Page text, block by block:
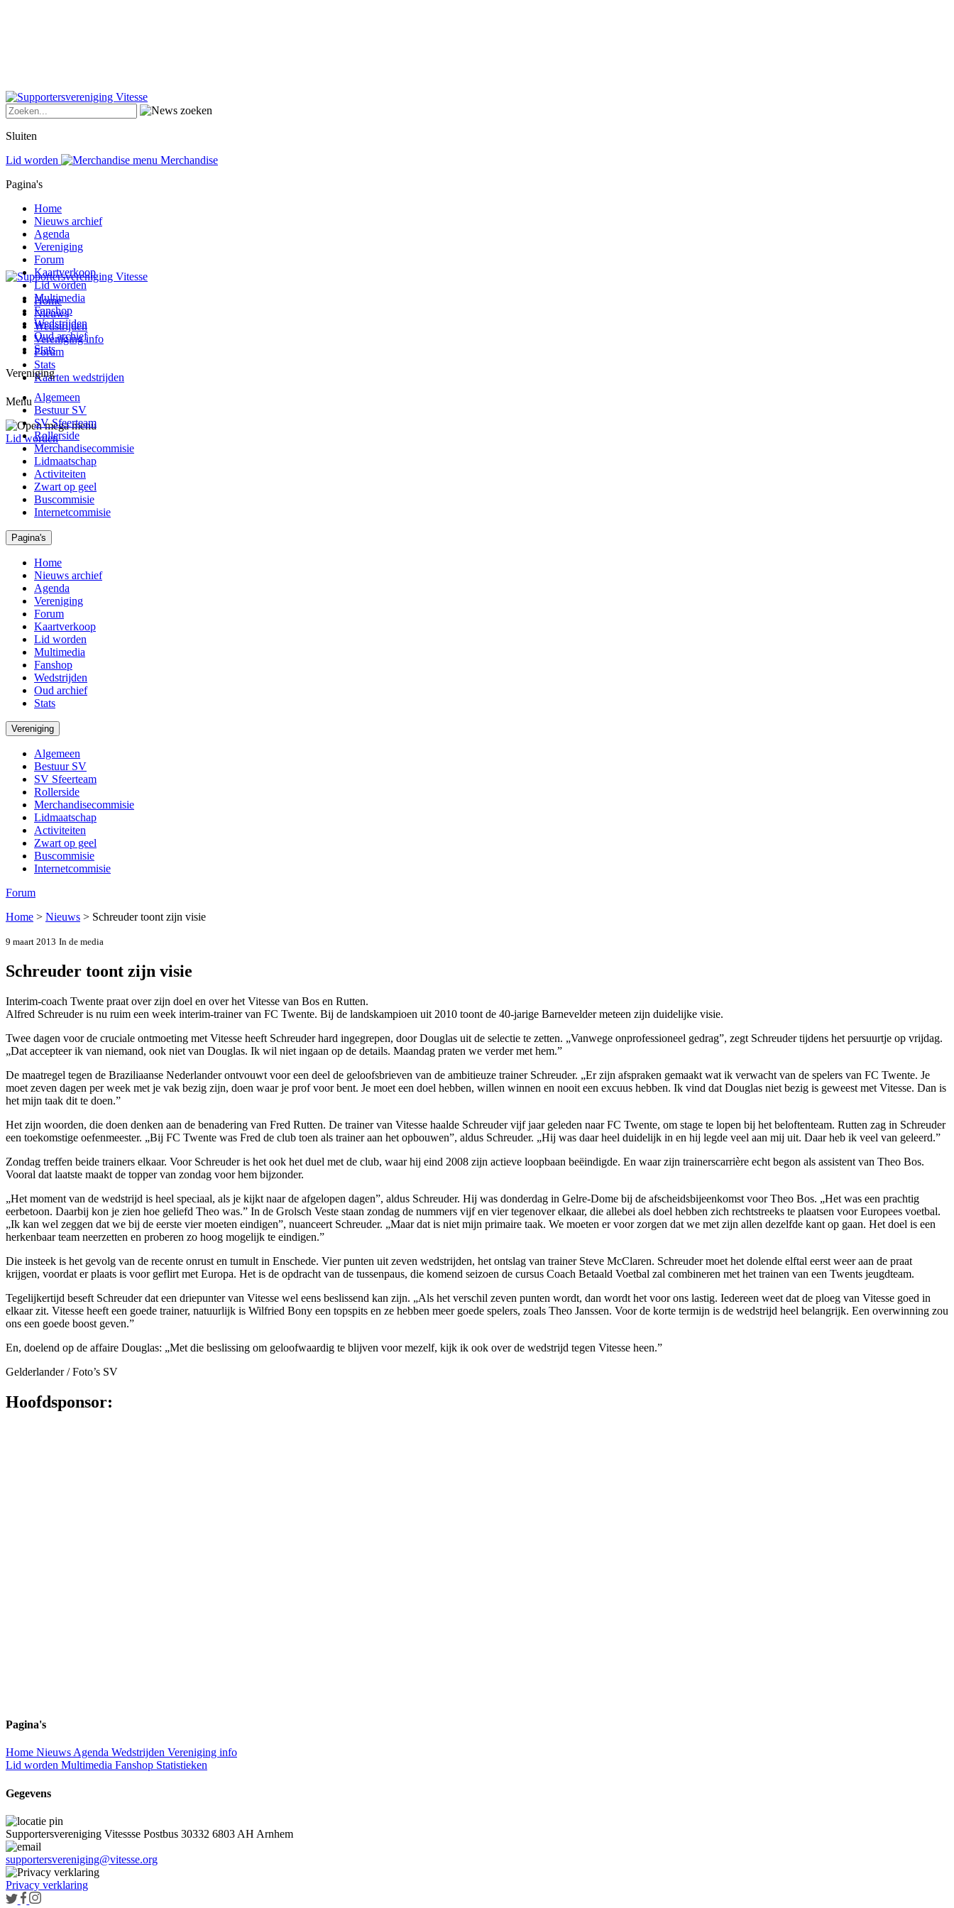
Home
Nieuws
Wedstrijden
Vereniging info
Forum
Stats
Kaarten wedstrijden
Menu
Lid worden
Sluiten
Lid worden
Merchandise
Pagina's
Home
Nieuws archief
Agenda
Vereniging
Forum
Kaartverkoop
Lid worden
Multimedia
Fanshop
Wedstrijden
Oud archief
Stats
Vereniging
Algemeen
Bestuur SV
SV Sfeerteam
Rollerside
Merchandisecommisie
Lidmaatschap
Activiteiten
Zwart op geel
Buscommisie
Internetcommisie
Pagina's
Home
Nieuws archief
Agenda
Vereniging
Forum
Kaartverkoop
Lid worden
Multimedia
Fanshop
Wedstrijden
Oud archief
Stats
Vereniging
Algemeen
Bestuur SV
SV Sfeerteam
Rollerside
Merchandisecommisie
Lidmaatschap
Activiteiten
Zwart op geel
Buscommisie
Internetcommisie
Forum
Home > Nieuws > Schreuder toont zijn visie
9 maart 2013 In de media
Schreuder toont zijn visie
Interim-coach Twente praat over zijn doel en over het Vitesse van Bos en Rutten.
Alfred Schreuder is nu ruim een week interim-trainer van FC Twente. Bij de landskam­pioen uit 2010 toont de 40-jarige Barnevelder meteen zijn duidelij­ke visie.
Twee dagen voor de cruciale ont­moeting met Vitesse heeft Schreu­der hard ingegrepen, door Doug­las uit de selectie te zetten. „Van­wege onprofessioneel gedrag”, zegt Schreuder tijdens het pers­uurtje op vrijdag.
„Dat accepteer ik van niemand, ook niet van Douglas. Ik wil niet ingaan op de details. Maandag praten we ver­der met hem.”
De maatregel tegen de Braziliaan­se Nederlander ontvouwt voor een deel de geloofsbrieven van de ambitieuze trainer Schreuder. „Er zijn afspraken gemaakt wat ik ver­wacht van de spelers van FC Twente. Je
moet zeven dagen per week met je vak bezig zijn, doen waar je prof voor bent. Je moet een doel hebben, willen winnen en nooit een excuus hebben. Ik vind dat Douglas niet bezig is ge­weest met Vitesse. Dan is
het mijn taak dit te doen.”
Het zijn woorden, die doen den­ken aan de benadering van Fred Rutten. De trainer van Vitesse haalde Schreuder vijf jaar geleden naar FC Twente, om stage te lo­pen bij het beloftenteam. Rutten zag in Schreuder
een toekomstige oefenmeester. „Bij FC Twente was Fred de club toen als trainer aan het opbouwen”, aldus Schreu­der. „Hij was daar heel duidelijk in en hij legde veel aan mij uit. Daar heb ik veel van geleerd.”
Zondag treffen beide trainers el­kaar. Voor Schreuder is het ook het duel met de club, waar hij eind 2008 zijn actieve loopbaan beëindigde. En waar zijn trainers­carrière echt begon als assistent van Theo Bos.
Vooral dat laatste maakt de topper van zondag voor hem bijzonder.
„Het moment van de wedstrijd is heel speciaal, als je kijkt naar de afgelopen dagen”, aldus Schreu­der. Hij was donderdag in Gelre-Dome bij de afscheidsbijeen­komst voor Theo Bos. „Het was een prachtig
eerbetoon. Daarbij kon je zien hoe geliefd Theo was.” In de Grolsch Veste staan zondag de nummers vijf en vier tegen­over elkaar, die allebei als doel hebben zich rechtstreeks te plaat­sen voor Europees voetbal.
„Ik kan wel zeggen dat we bij de eer­ste vier moeten eindigen”, nuan­ceert Schreuder. „Maar dat is niet mijn primaire taak. We moeten er voor zorgen dat we met zijn allen dezelfde kant op gaan. Het doel is een
herkenbaar team neerzetten en proberen zo hoog mogelijk te eindigen.”
Die insteek is het gevolg van de re­cente onrust en tumult in Ensche­de. Vier punten uit zeven wed­strijden, het ontslag van trainer Steve McClaren. Schreuder moet het dolende elftal eerst weer aan de praat
krijgen, voordat er plaats is voor geflirt met Europa. Het is de opdracht van de tussenpaus, die komend seizoen de cursus Coach Betaald Voetbal zal combi­neren met het trainen van een Twents jeugdteam.
Tegelijkertijd beseft Schreuder dat een driepunter van Vitesse wel eens beslissend kan zijn. „Als het verschil zeven punten wordt, dan wordt het voor ons lastig. Ie­dereen weet dat de ploeg van Vit­esse goed in
elkaar zit. Vitesse heeft een goede trainer, natuur­lijk is Wilfried Bony een topspits en ze hebben meer goede spelers, zoals Theo Janssen. Voor de korte termijn is de wedstrijd heel be­langrijk. Een overwinning zou
ons een goede boost geven.”
En, doelend op de affaire Doug­­las: „Met die beslissing om geloof­waardig te blijven voor mezelf, kijk ik ook over de wedstrijd te­gen Vitesse heen.”
Gelderlander / Foto’s SV
Hoofdsponsor:
Pagina's
Home NieuwsAgenda Wedstrijden Vereniging info
Lid worden Multimedia Fanshop Statistieken
Gegevens
Supportersvereniging Vitessse Postbus 30332 6803 AH Arnhem
supportersvereniging@vitesse.org
Privacy verklaring